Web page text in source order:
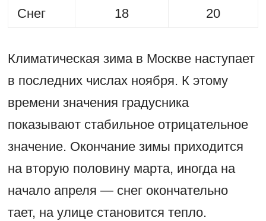
Снег 18 20
Климатическая зима в Москве наступает
в последних числах ноября. К этому
времени значения градусника
показывают стабильное отрицательное
значение. Окончание зимы приходится
на вторую половину марта, иногда на
начало апреля — снег окончательно
тает, на улице становится тепло.